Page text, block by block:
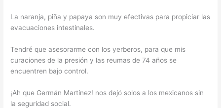
La naranja, piña y papaya son muy efectivas para propiciar las
evacuaciones intestinales.
Tendré que asesorarme con los yerberos, para que mis
curaciones de la presión y las reumas de 74 años se
encuentren bajo control.
¡Ah que Germán Martínez! nos dejó solos a los mexicanos sin
la seguridad social.